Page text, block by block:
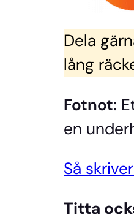
Dela
lång
Fotnot:
en
Så
Titta